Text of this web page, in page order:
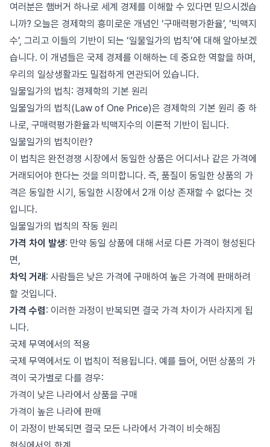
여러분은 햄버거 하나로 세계 경제를 이해할 수 있다면 믿으시겠습
니까? 오늘은 경제학의 흥미로운 개념인 ‘구매력평가환율’, ‘빅맥지
수’, 그리고 이들의 기반이 되는 ‘일물일가의 법칙’에 대해 알아보겠
습니다. 이 개념들은 국제 경제를 이해하는 데 중요한 역할을 하며,
우리의 일상생활과도 밀접하게 연관되어 있습니다.
일물일가의 법칙: 경제학의 기본 원리
일물일가의 법칙(Law of One Price)은 경제학의 기본 원리 중 하
나로, 구매력평가환율과 빅맥지수의 이론적 기반이 됩니다.
일물일가의 법칙이란?
이 법칙은 완전경쟁 시장에서 동일한 상품은 어디서나 같은 가격에
거래되어야 한다는 것을 의미합니다. 즉, 품질이 동일한 상품의 가
격은 동일한 시기, 동일한 시장에서 2개 이상 존재할 수 없다는 것
입니다.
일물일가의 법칙의 작동 원리
가격 차이 발생: 만약 동일 상품에 대해 서로 다른 가격이 형성된다
면,
차익 거래: 사람들은 낮은 가격에 구매하여 높은 가격에 판매하려
할 것입니다.
가격 수렴: 이러한 과정이 반복되면 결국 가격 차이가 사라지게 됩
니다.
국제 무역에서의 적용
국제 무역에서도 이 법칙이 적용됩니다. 예를 들어, 어떤 상품의 가
격이 국가별로 다를 경우:
가격이 낮은 나라에서 상품을 구매
가격이 높은 나라에 판매
이 과정이 반복되면 결국 모든 나라에서 가격이 비슷해짐